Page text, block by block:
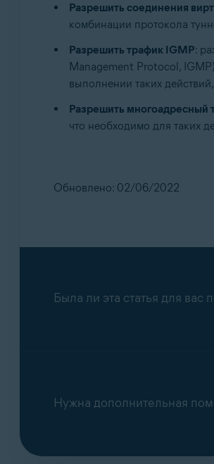
Разрешить соединения
комбинации протокола
Разрешить трафик IGMP:
Management Protocol,
выполнении таких
Разрешить многоадресный
что необходимо для таких
Обновлено: 02/06/2022
Была ли эта статья для вас
Нужна дополнительная